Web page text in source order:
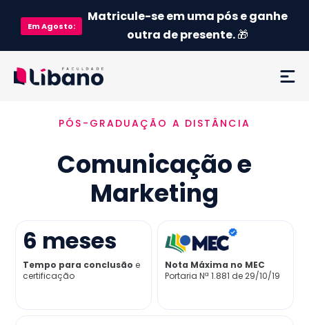
EmAgosto:
Matricule-se em uma pós e ganhe
outra de presente.🎁
Ementa
Como funciona
Credenciamento MEC
Preço
Já sou aluno
PÓS-GRADUAÇÃO A DISTÂNCIA
Comunicação e
Marketing
6 meses
Tempo para conclusão e
certificação
Nota Máxima no MEC
Portaria Nª 1.881 de 29/10/19